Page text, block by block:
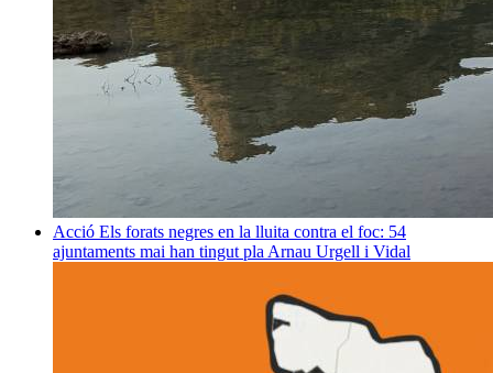
Acció Els forats negres en la lluita contra el foc: 54
ajuntaments mai han tingut pla Arnau Urgell i Vidal